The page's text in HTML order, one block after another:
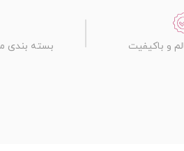
و باکیفیت بسته بندی